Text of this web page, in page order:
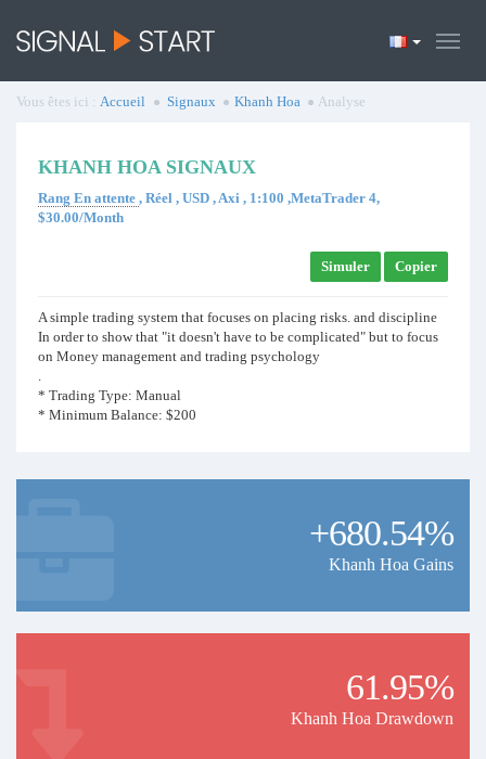
Vous êtes ici : Accueil Signaux Khanh Hoa Analyse
KHANH HOA SIGNAUX
Rang En attente , Réel , USD , Axi , 1:100 ,MetaTrader 4,
$30.00/Month
Simuler Copier
A simple trading system that focuses on placing risks. and discipline
In order to show that "it doesn't have to be complicated" but to focus
on Money management and trading psychology
.
* Trading Type: Manual
* Minimum Balance: $200
+680.54%
Khanh Hoa Gains
61.95%
Khanh Hoa Drawdown